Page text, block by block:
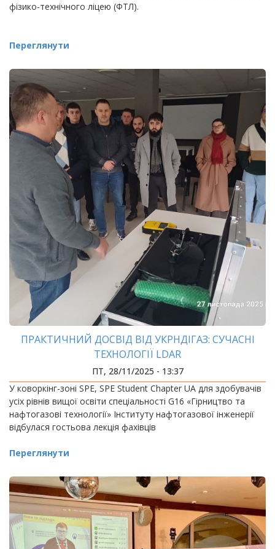
фізико-технічного ліцею (ФТЛ).
Переглянути
ПРАКТИЧНИЙ ДОСВІД ВІД УКРНДІГАЗ: СУЧАСНІ
ТЕХНОЛОГІЇ LDAR
ПТ, 28/11/2025 - 13:37
У коворкінг-зоні SPE, SPE Student Chapter UA для здобувачів
усіх рівнів вищої освіти спеціальності G16 «Гірництво та
нафтогазові технології» Інституту нафтогазової інженерії
відбулася гостьова лекція фахівців
Переглянути